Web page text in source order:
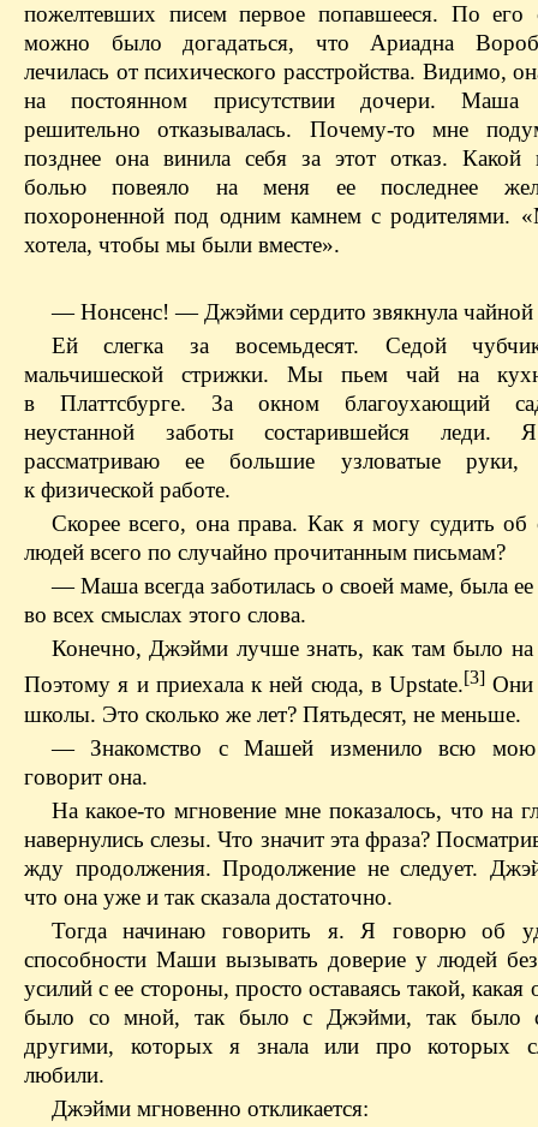
пожелтевших писем первое попавшееся. По его
можно было догадаться, что Ариадна
лечилась от психического расстройства. Видимо,
на постоянном присутствии дочери.
решительно отказывалась. Почему-то мне
позднее она винила себя за этот отказ. Какой
болью повеяло на меня ее последнее
похороненной под одним камнем с родителями.
хотела, чтобы мы были вместе».
— Нонсенс! — Джэйми сердито звякнула чайной
Ей слегка за восемьдесят. Седой
мальчишеской стрижки. Мы пьем чай на
в Платтсбурге. За окном благоухающий
неустанной заботы состарившейся леди.
рассматриваю ее большие узловатые руки,
к физической работе.
Скорее всего, она права. Как я могу судить
людей всего по случайно прочитанным письмам?
— Маша всегда заботилась о своей маме, была
во всех смыслах этого слова.
Конечно, Джэйми лучше знать, как там было на
Поэтому я и приехала к ней сюда, в Upstate.[3] Они
школы. Это сколько же лет? Пятьдесят, не меньше.
— Знакомство с Машей изменило всю
говорит она.
На какое-то мгновение мне показалось, что на
навернулись слезы. Что значит эта фраза?
жду продолжения. Продолжение не следует.
что она уже и так сказала достаточно.
Тогда начинаю говорить я. Я говорю об
способности Маши вызывать доверие у людей
усилий с ее стороны, просто оставаясь такой, какая
было со мной, так было с Джэйми, так было
другими, которых я знала или про которых
любили.
Джэйми мгновенно откликается: